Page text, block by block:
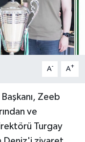
A- A+
Zeeb
ve
Turgay